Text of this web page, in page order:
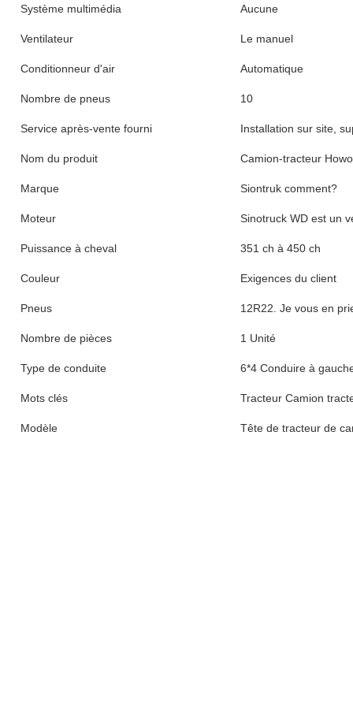
Système multimédia Aucune
Ventilateur Le manuel
Conditionneur d'air Automatique
Nombre de pneus 10
Service après-vente fourni Installation sur site,
Nom du produit Camion-tracteur
Marque Siontruk comment?
Moteur Sinotruck WD est un
Puissance à cheval 351 ch à 450 ch
Couleur Exigences du client
Pneus 12R22. Je vous en
Nombre de pièces 1 Unité
Type de conduite 6*4 Conduire à
Mots clés Tracteur Camion
Modèle Tête de tracteur de